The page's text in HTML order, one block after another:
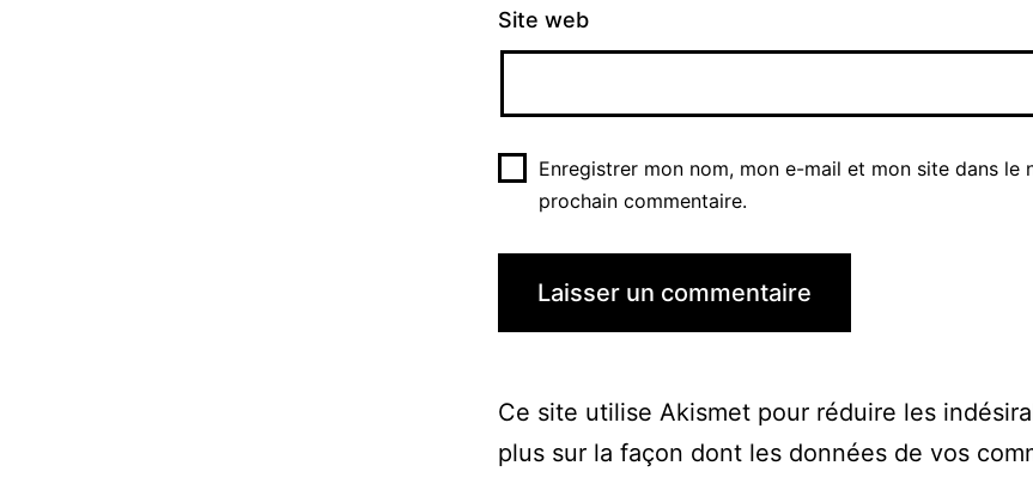
Site web
Enregistrer mon nom, mon e-mail et mon site dans le
prochain commentaire.
Ce site utilise Akismet pour réduire les
plus sur la façon dont les données de vos